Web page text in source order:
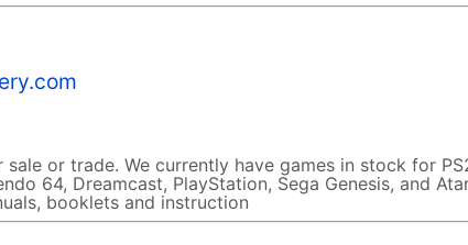
or trade. We currently have games in stock for
64, Dreamcast, PlayStation, Sega Genesis, and
booklets and instruction